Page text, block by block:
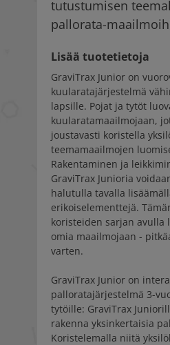
tutustumisen
pallorata-
Lisää tuotetietoja
GraviTrax Junior on
kuularatajärjestelmä
lapsille. Pojat ja tytöt
kuularatamaailmojaan,
joustavasti koristella
teemamaailmojen
Rakentaminen ja
GraviTrax Junioria
halutulla tavalla
erikoiselementtejä.
koristeiden sarjan avulla
omia maailmojaan -
varten.
GraviTrax Junior on
palloratajärjestelmä 3-
tytöille: GraviTrax
rakenna yksinkertaisia
Koristelemalla niitä